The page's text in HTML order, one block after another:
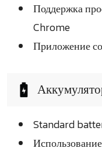
Поддержка
Chrome
Приложение
Standard